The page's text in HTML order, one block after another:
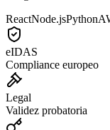
ReactNode.jsPython
eIDAS
Compliance europeo
Legal
Validez probatoria